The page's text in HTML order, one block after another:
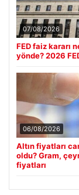
07/08/2026
FED faiz kararı
yönde? 2026
06/08/2026
Altın fiyatları
oldu? Gram,
fiyatları